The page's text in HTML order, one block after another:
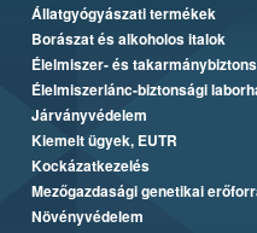
Állatgyógyászati termékek
Borászat és alkoholos italok
Élelmiszer- és
Élelmiszerlánc-biztonsági
Járványvédelem
Kiemelt ügyek, EUTR
Kockázatkezelés
Mezőgazdasági genetikai
Növényvédelem